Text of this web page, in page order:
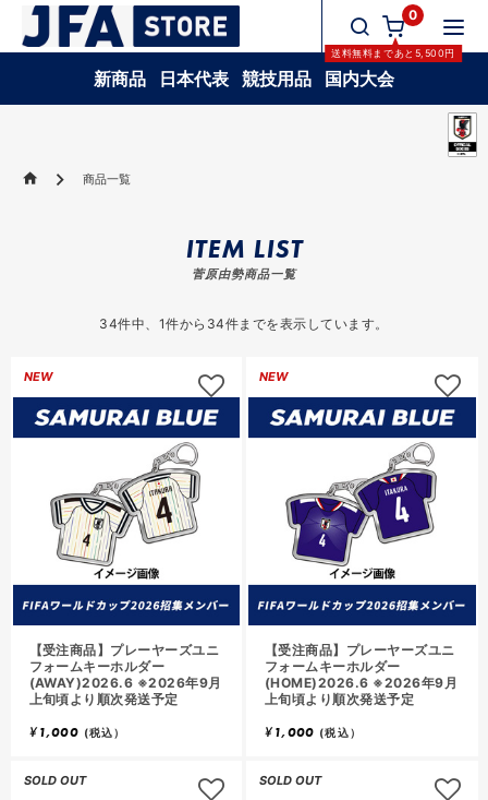
0
送料無料まであと 5,500円
新商品 日本代表 競技用品 国内大会
商品一覧
ITEM LIST
菅原由勢商品一覧
34件中、 1件から 34件までを表示しています。
NEW
【受注商品】プレーヤーズユニ
フォームキーホルダー
(AWAY)2026.6 ※2026年9月
上旬頃より順次発送予定
¥1,000 (税込）
NEW
【受注商品】プレーヤーズユニ
フォームキーホルダー
(HOME)2026.6 ※2026年9月
上旬頃より順次発送予定
¥1,000 (税込）
SOLD OUT SOLD OUT